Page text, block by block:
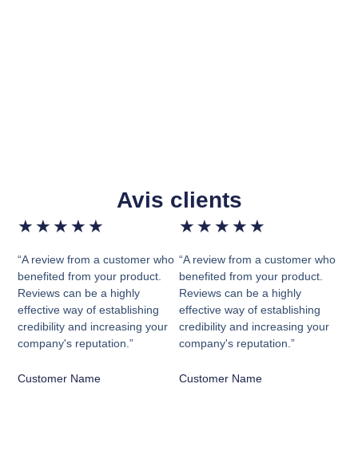
Avis clients
★ ★ ★ ★ ★
“A review from a customer who
benefited from your product.
Reviews can be a highly
effective way of establishing
credibility and increasing your
company's reputation.”
Customer Name
★ ★ ★ ★ ★
“A review from a customer who
benefited from your product.
Reviews can be a highly
effective way of establishing
credibility and increasing your
company's reputation.”
Customer Name